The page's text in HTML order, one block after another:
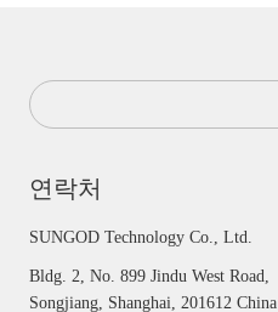
연락처
SUNGOD Technology Co., Ltd.
Bldg. 2, No. 899 Jindu West Road,
Songjiang, Shanghai, 201612 China